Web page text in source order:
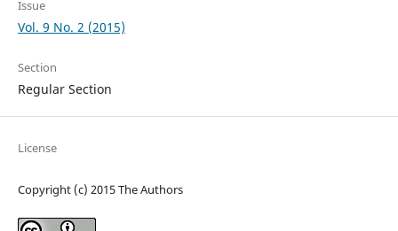
Issue
Vol. 9 No. 2 (2015)
Section
Regular Section
License
Copyright (c) 2015 The Authors